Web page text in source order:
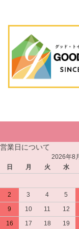
営業日について
2026年8
日
月 火 水
2
3 4 5
9
10 11 12
16
17 18 19